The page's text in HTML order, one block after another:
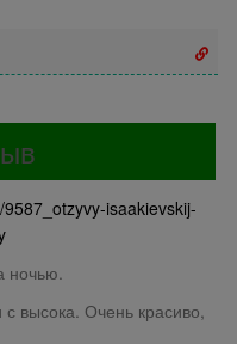
isaakievskij-
ночью.
высока. Очень красиво,